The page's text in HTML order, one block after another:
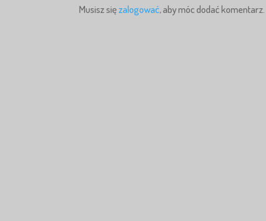
Musisz sięzalogować, aby móc dodać komentarz.